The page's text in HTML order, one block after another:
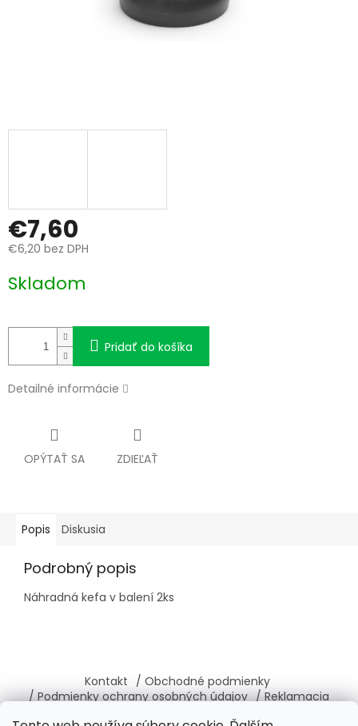
€7,60
€6,20 bez DPH
cena:
Skladom
Pridať do košíka
Detailné informácie
OPÝTAŤ SA ZDIEĽAŤ
Popis Diskusia
Podrobný popis
Náhradná kefa v balení 2ks
p
ä
Kontakt / Obchodné podmienky
/ Podmienky ochrany osobných údajov / Reklamacia